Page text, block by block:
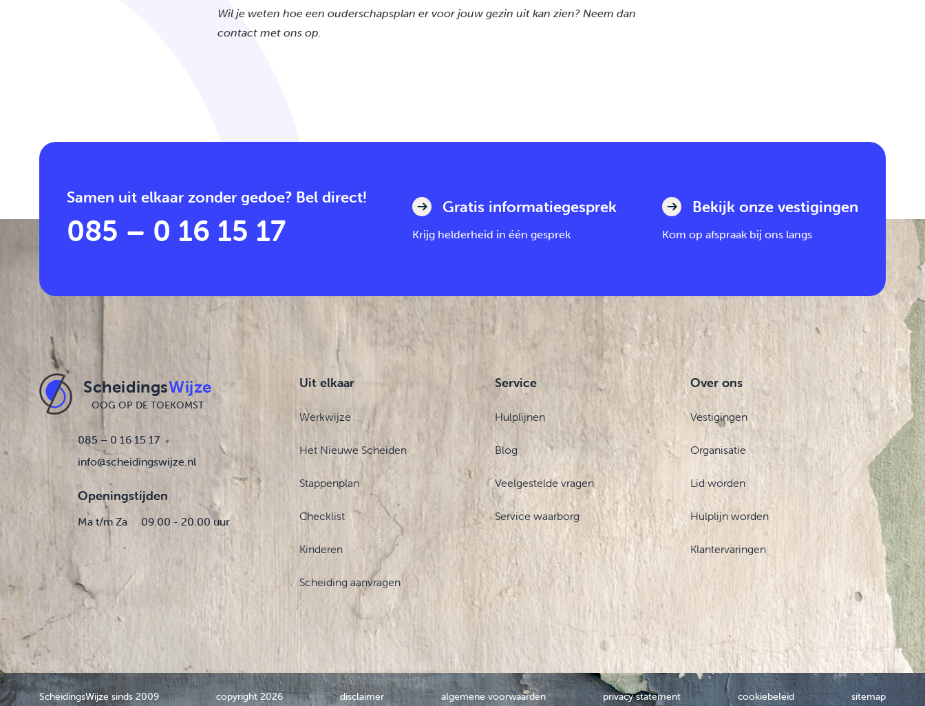
Wil je weten hoe een ouderschapsplan er voor jouw gezin uit kan zien? Neem dan
contact met ons op.
Samen uit elkaar zonder gedoe? Bel direct!
085 – 0 16 15 17
Gratis informatiegesprek
Krijg helderheid in één gesprek
Bekijk onze vestigingen
Kom op afspraak bij ons langs
ScheidingsWijze
OOG OP DE TOEKOMST
085 – 0 16 15 17
info@scheidingswijze.nl
Openingstijden
Ma t/m Za 09.00 - 20.00 uur
Uit elkaar
Werkwijze
Het Nieuwe Scheiden
Stappenplan
Checklist
Kinderen
Scheiding aanvragen
Service
Hulplijnen
Blog
Veelgestelde vragen
Service waarborg
Over ons
Vestigingen
Organisatie
Lid worden
Hulplijn worden
Klantervaringen
ScheidingsWijze sinds 2009 copyright 2026 disclaimer algemene voorwaarden privacy statement cookiebeleid sitemap